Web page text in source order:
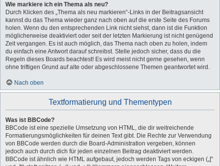
Wie markiere ich ein Thema als neu?
Durch Klicken des „Thema als neu markieren“-Links in der Beitragsansicht
kannst du das Thema wieder ganz nach oben auf die erste Seite des Forums
holen. Wenn du den entsprechenden Link nicht siehst, dann ist die Funktion
möglicherweise deaktiviert oder seit der letzten Markierung ist nicht genügend
Zeit vergangen. Es ist auch möglich, das Thema nach oben zu holen, indem
du einfach eine Antwort darauf schreibst. Stelle jedoch sicher, dass du die
Regeln dieses Boards beachtest! Es wird meist nicht gerne gesehen, wenn
ohne triftigen Grund auf alte oder abgeschlossene Themen geantwortet wird.
Nach oben
Textformatierung und Thementypen
Was ist BBCode?
BBCode ist eine spezielle Umsetzung von HTML, die dir weitreichende
Formatierungsmöglichkeiten für deinen Text gibt. Die Rechte zur Verwendung
von BBCode werden durch die Board-Administration vergeben, können
jedoch auch durch dich für jeden einzelnen Beitrag deaktiviert werden.
BBCode ist ähnlich wie HTML aufgebaut, jedoch werden Tags von eckigen („[“